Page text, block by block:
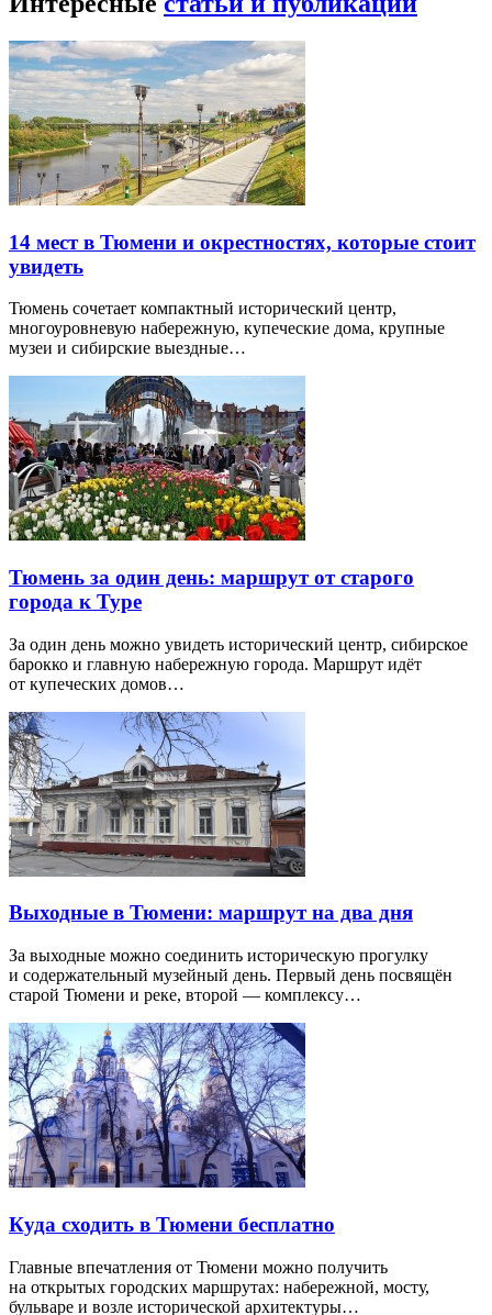
14 мест в Тюмени и окрестностях, которые стоит
увидеть
Тюмень сочетает компактный исторический центр,
многоуровневую набережную, купеческие дома, крупные
музеи и сибирские выездные…
Тюмень за один день: маршрут от старого
города к Туре
За один день можно увидеть исторический центр, сибирское
барокко и главную набережную города. Маршрут идёт
от купеческих домов…
Выходные в Тюмени: маршрут на два дня
За выходные можно соединить историческую прогулку
и содержательный музейный день. Первый день посвящён
старой Тюмени и реке, второй — комплексу…
Куда сходить в Тюмени бесплатно
Главные впечатления от Тюмени можно получить
на открытых городских маршрутах: набережной, мосту,
бульваре и возле исторической архитектуры…